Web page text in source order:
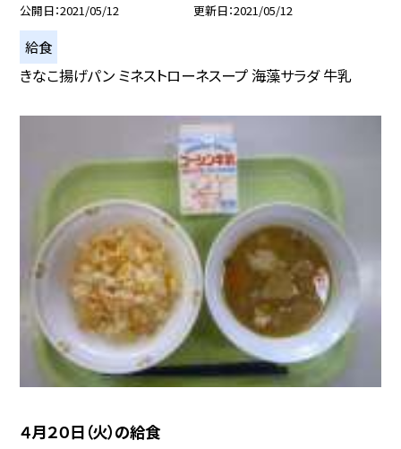
公開日 2021/05/12 更新日 2021/05/12
給食
きなこ揚げパン ミネストローネスープ 海藻サラダ 牛乳
４月２０日（火）の給食